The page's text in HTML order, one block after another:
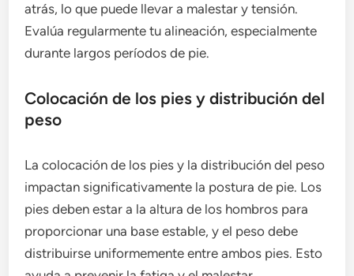
atrás, lo que puede llevar a malestar y tensión.
Evalúa regularmente tu alineación, especialmente
durante largos períodos de pie.
Colocación de los pies y distribución del
peso
La colocación de los pies y la distribución del peso
impactan significativamente la postura de pie. Los
pies deben estar a la altura de los hombros para
proporcionar una base estable, y el peso debe
distribuirse uniformemente entre ambos pies. Esto